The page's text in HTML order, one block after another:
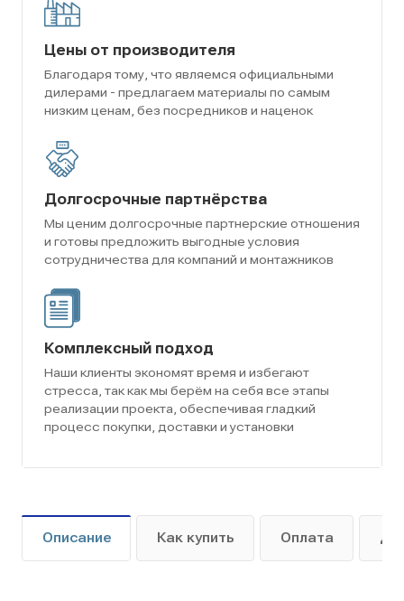
Цены от производителя
Благодаря тому, что являемся официальными
дилерами - предлагаем материалы по самым
низким ценам, без посредников и наценок
Долгосрочные партнёрства
Мы ценим долгосрочные партнерские отношения
и готовы предложить выгодные условия
сотрудничества для компаний и монтажников
Комплексный подход
Наши клиенты экономят время и избегают
стресса, так как мы берём на себя все этапы
реализации проекта, обеспечивая гладкий
процесс покупки, доставки и установки
Описание Как купить Оплата